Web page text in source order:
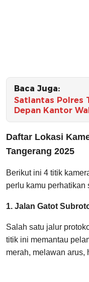
Baca Juga:
Satlantas Polres
Depan Kantor
Daftar Lokasi
Tangerang 2025
Berikut ini 4 titik
perlu kamu perhatikan
1. Jalan Gatot
Salah satu jalur
titik ini memantau
merah, melawan arus,